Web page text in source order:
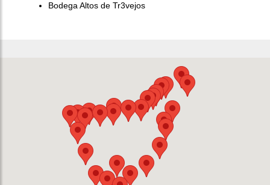
Bodega Altos de Tr3vejos